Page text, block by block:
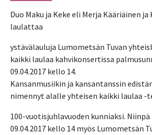
Duo Maku ja Keke eli Merja Kääriäinen
laulattaa
ystävälauluja Lumometsän Tuvan
kaikki laulaa kahvikonsertissa
09.04.2017 kello 14.
Kansanmusiikin ja kansantanssin
nimennyt alalle yhteisen kaikki laulaa -
100-vuotisjuhlavuoden kunniaksi.
09.04.2017 kello 14 myös Lumometsän